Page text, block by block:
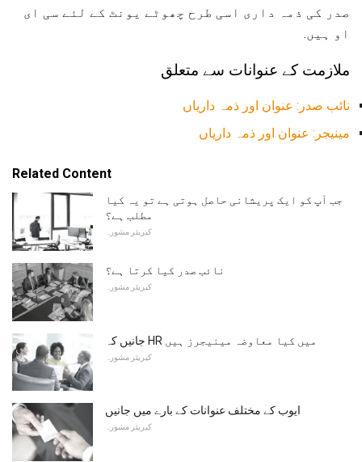
صدر کی ذمہ داری اسی طرح چھوٹے یونٹ کے لئے سی ای
او ہیں.
ملازمت کے عنوانات سے متعلق
نائب صدر: عنوان اور ذمہ داریاں
مینیجر: عنوان اور ذمہ داریاں
Related Content
جب آپ کو ایک پریشانی حاصل ہوتی ہے تو یہ کیا
مطلب ہے؟
کیریئر مشورہ
نائب صدر کیا کرتا ہے؟
کیریئر مشورہ
جانیں کہ HR میں کیا معاوضہ مینیجرز ہیں
کیریئر مشورہ
ایوب کے مختلف عنوانات کے بارے میں جانیں
کیریئر مشورہ